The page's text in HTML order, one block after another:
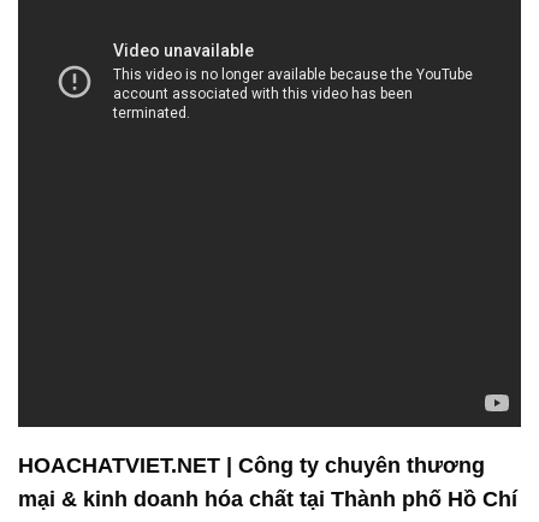
**CÔNG TY HÓA CHẤT ĐẮC TRƯỜNG PHÁT**
Trong ngành công nghiệp hóa chất, chất kháng vi
khuẩn và chất điều tiết môi trường đóng vai trò quan